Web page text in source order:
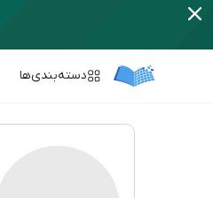
دسته‌بندی‌ها